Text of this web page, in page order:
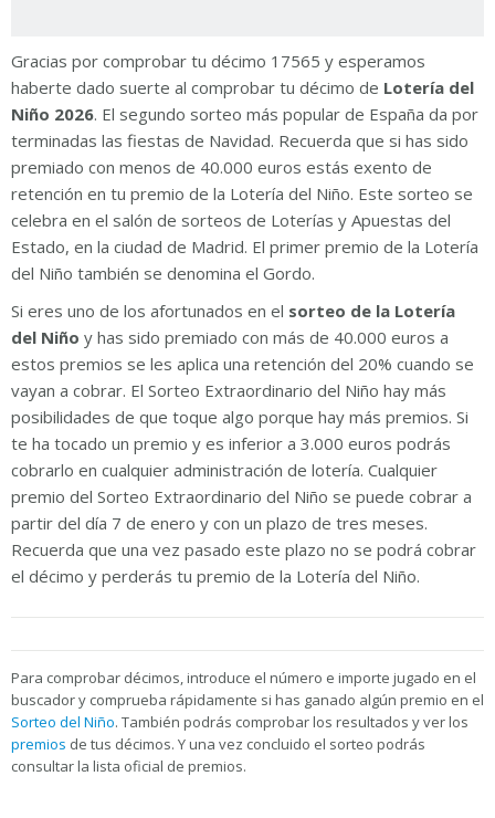
Gracias por comprobar tu décimo 17565 y esperamos
haberte dado suerte al comprobar tu décimo de Lotería del
Niño 2026. El segundo sorteo más popular de España da por
terminadas las fiestas de Navidad. Recuerda que si has sido
premiado con menos de 40.000 euros estás exento de
retención en tu premio de la Lotería del Niño. Este sorteo se
celebra en el salón de sorteos de Loterías y Apuestas del
Estado, en la ciudad de Madrid. El primer premio de la Lotería
del Niño también se denomina el Gordo.
Si eres uno de los afortunados en el sorteo de la Lotería
del Niño y has sido premiado con más de 40.000 euros a
estos premios se les aplica una retención del 20% cuando se
vayan a cobrar. El Sorteo Extraordinario del Niño hay más
posibilidades de que toque algo porque hay más premios. Si
te ha tocado un premio y es inferior a 3.000 euros podrás
cobrarlo en cualquier administración de lotería. Cualquier
premio del Sorteo Extraordinario del Niño se puede cobrar a
partir del día 7 de enero y con un plazo de tres meses.
Recuerda que una vez pasado este plazo no se podrá cobrar
el décimo y perderás tu premio de la Lotería del Niño.
Para comprobar décimos, introduce el número e importe jugado en el
buscador y comprueba rápidamente si has ganado algún premio en el
Sorteo del Niño. También podrás comprobar los resultados y ver los
premios de tus décimos. Y una vez concluido el sorteo podrás
consultar la lista oficial de premios.